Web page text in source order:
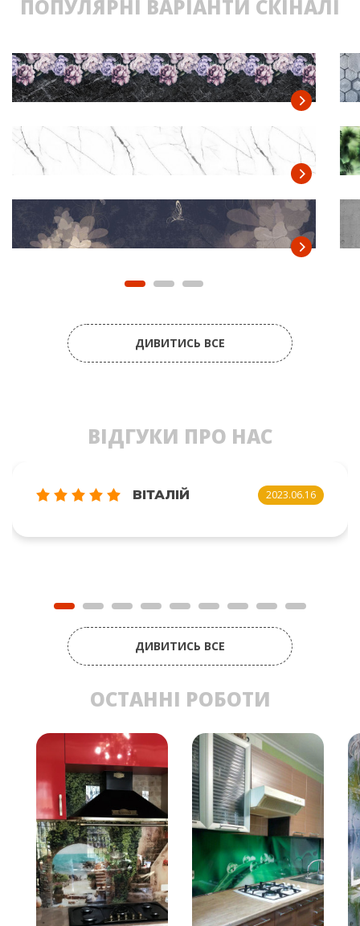
ПОПУЛЯРНІ ВАРІАНТИ СКІНАЛІ
ДИВИТИСЬ ВСЕ
ВІДГУКИ ПРО НАС
ВІТАЛІЙ 2023.06.16
ДИВИТИСЬ ВСЕ
ОСТАННІ РОБОТИ